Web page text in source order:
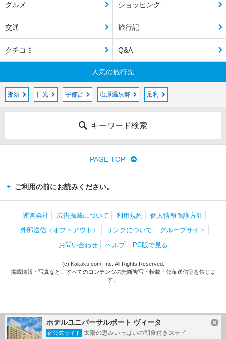
ホテルユニバーサルポート ヴィータ
宿公式サイト 太陽の恵みいっぱいの朝食付きステイ
グルメ ショッピング
交通 旅行記
クチコミ Q&A
人気の旅行先
那須 日光 宇都宮 塩原温泉郷 足利
キーワード検索
PAGE TOP
ご利用の前にお読みください。
運営会社 広告掲載について 利用規約
個人情報保護方針
外部送信（オプトアウト）
リンクについて
グループサイト
お問い合わせ
ヘルプ PC版で見る
(c) Kakaku.com, Inc. All Rights Reserved.
掲載情報・写真など、すべてのコンテンツの無断複写・転載・公衆送信等を禁じま
す。